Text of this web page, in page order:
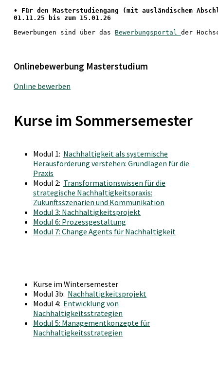
• Für den Masterstudiengang (mit ausländischem
01.11.25 bis zum 15.01.26
Bewerbungen sind über das Bewerbungsportal der
Onlinebewerbung Masterstudium
Online bewerben
Kurse im Sommersemester
Modul 1: Nachhaltigkeit als systemische
Herausforderung verstehen: Grundlagen für die
Praxis
Modul 2: Transformationswissen für die
strategische Nachhaltigkeitspraxis:
Zukunftsszenarien und Kommunikation
Modul 3: Nachhaltigkeitsprojekt
Modul 6: Prozessgestaltung
Modul 7: Change Agents für Nachhaltigkeit
Kurse im Wintersemester
Modul 3b: Nachhaltigkeitsprojekt
Modul 4: Entwicklung von
Nachhaltigkeitsstrategien
Modul 5: Managementkonzepte für
Nachhaltigkeitsstrategien